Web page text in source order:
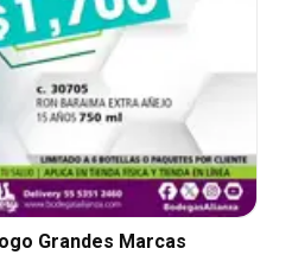
Grandes Marcas